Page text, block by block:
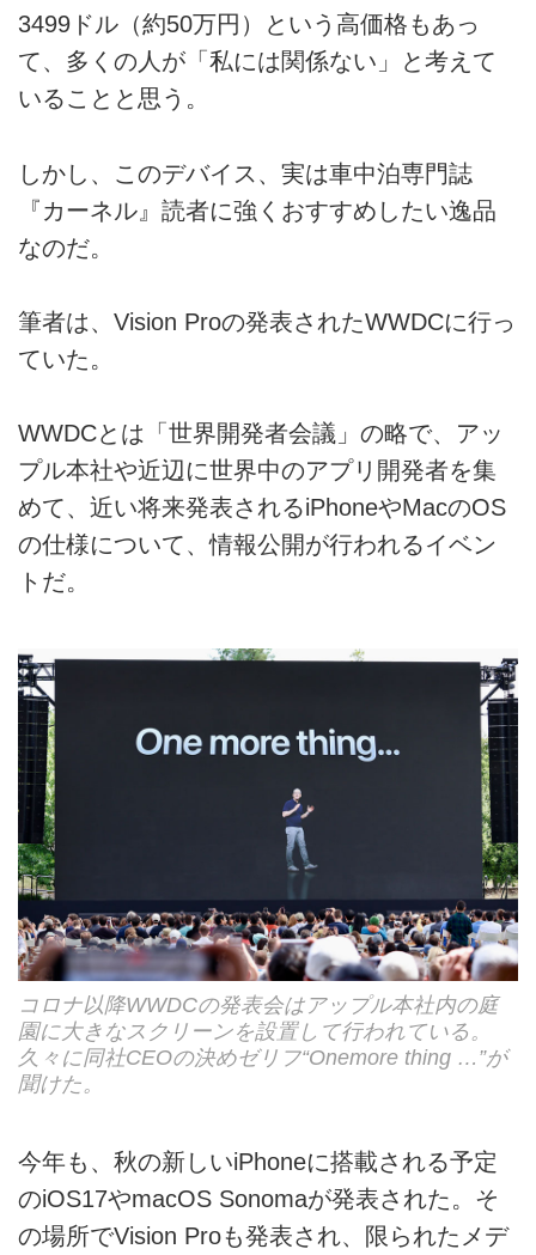
3499ドル（約50万円）という高価格もあっ
て、多くの人が「私には関係ない」と考えて
いることと思う。
しかし、このデバイス、実は車中泊専門誌
『カーネル』読者に強くおすすめしたい逸品
なのだ。
筆者は、Vision Proの発表されたWWDCに行っ
ていた。
WWDCとは「世界開発者会議」の略で、アッ
プル本社や近辺に世界中のアプリ開発者を集
めて、近い将来発表されるiPhoneやMacのOS
の仕様について、情報公開が行われるイベン
トだ。
コロナ以降WWDCの発表会はアップル本社内の庭
園に大きなスクリーンを設置して行われている。
久々に同社CEOの決めゼリフ“Onemore thing …”が
聞けた。
今年も、秋の新しいiPhoneに搭載される予定
のiOS17やmacOS Sonomaが発表された。そ
の場所でVision Proも発表され、限られたメデ